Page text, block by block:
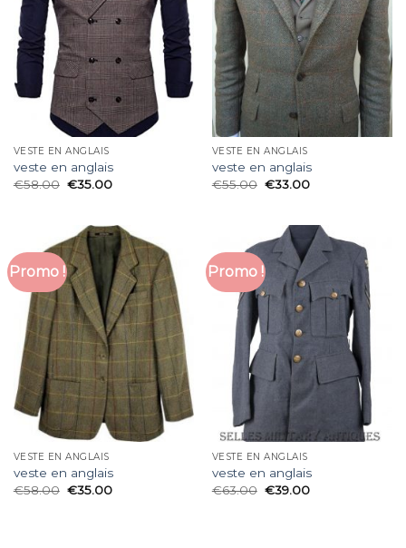
VESTE EN ANGLAIS
veste en anglais
€58.00 €35.00
VESTE EN ANGLAIS
veste en anglais
€55.00 €33.00
Promo !
VESTE EN ANGLAIS
veste en anglais
€58.00 €35.00
Promo !
VESTE EN ANGLAIS
veste en anglais
€63.00 €39.00